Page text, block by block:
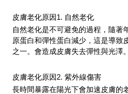
皮膚老化原因1. 自然老化
自然老化是不可避免的過程，隨著
原蛋白和彈性蛋白減少，這是導致
之一。會造成皮膚失去彈性與光澤。
皮膚老化原因2. 紫外線傷害
長時間暴露在陽光下會加速皮膚的